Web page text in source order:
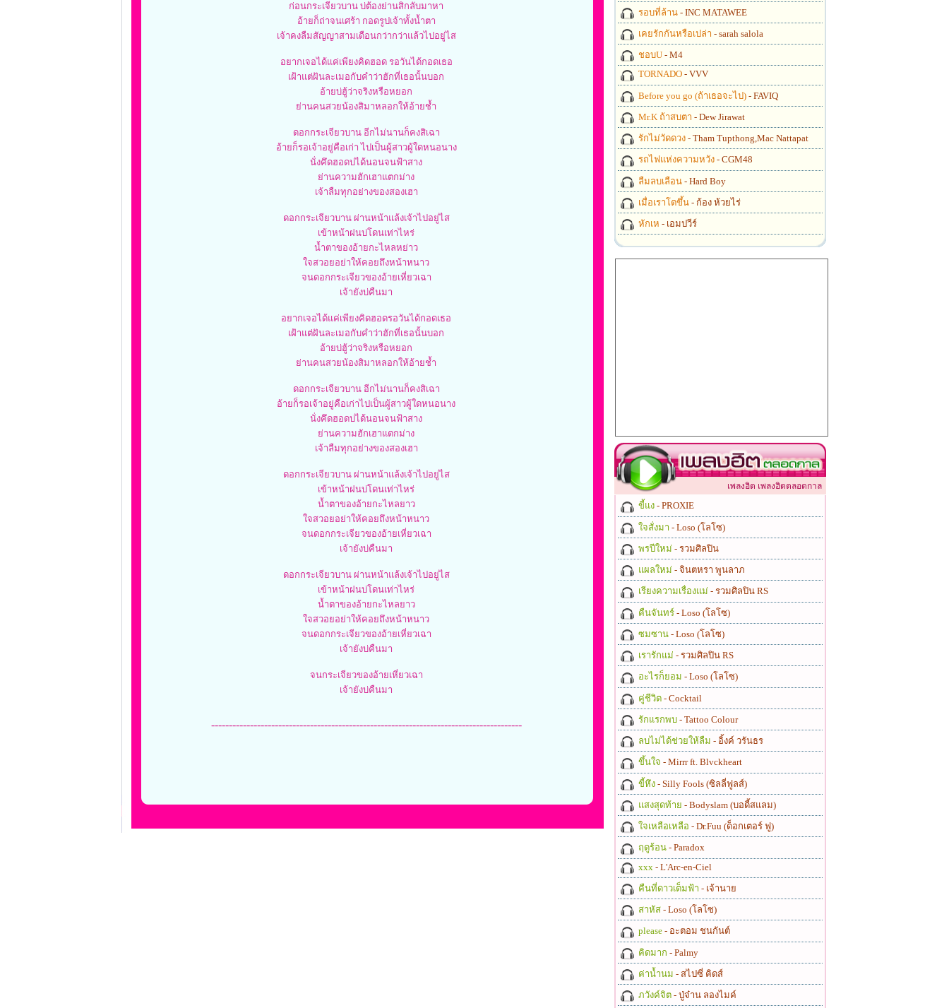
ก่อนกระเจียวบาน บ่ต้องย่านสิกลับมาหา
อ้ายก็ถ่าจนเศร้า กอดรูปเจ้าทั้งน้ำตา
เจ้าคงลืมสัญญาสามเดือนกว่ากว่าแล้วไปอยู่ไส
อยากเจอได้แค่เพียงคิดฮอด รอวันได้กอดเธอ
เฝ้าแต่ฝันละเมอกับคำว่าฮักที่เธอนั้นบอก
อ้ายบ่ฮู้ว่าจริงหรือหยอก
ย่านคนสวยน้องสิมาหลอกให้อ้ายช้ำ
ดอกกระเจียวบาน อีกไม่นานก็คงสิเฉา
อ้ายก็รอเจ้าอยู่คือเก่า ไปเป็นผู้สาวผู้ใดหนอนาง
นั่งคึดฮอดบ่ได้นอนจนฟ้าสาง
ย่านความฮักเฮาแตกม่าง
เจ้าลืมทุกอย่างของสองเฮา
ดอกกระเจียวบาน ผ่านหน้าแล้งเจ้าไปอยู่ไส
เข้าหน้าฝนบ่โดนเท่าไหร่
น้ำตาของอ้ายกะไหลหย่าว
ใจสวอยอย่าให้คอยถึงหน้าหนาว
จนดอกกระเจียวของอ้ายเหี่ยวเฉา
เจ้ายังบ่คืนมา
อยากเจอได้แค่เพียงคิดฮอดรอวันได้กอดเธอ
เฝ้าแต่ฝันละเมอกับคำว่าฮักที่เธอนั้นบอก
อ้ายบ่ฮู้ว่าจริงหรือหยอก
ย่านคนสวยน้องสิมาหลอกให้อ้ายช้ำ
ดอกกระเจียวบาน อีกไม่นานก็คงสิเฉา
อ้ายก็รอเจ้าอยู่คือเก่าไปเป็นผู้สาวผู้ใดหนอนาง
นั่งคึดฮอดบ่ได้นอนจนฟ้าสาง
ย่านความฮักเฮาแตกม่าง
เจ้าลืมทุกอย่างของสองเฮา
ดอกกระเจียวบาน ผ่านหน้าแล้งเจ้าไปอยู่ไส
เข้าหน้าฝนบ่โดนเท่าไหร่
น้ำตาของอ้ายกะไหลยาว
ใจสวอยอย่าให้คอยถึงหน้าหนาว
จนดอกกระเจียวของอ้ายเหี่ยวเฉา
เจ้ายังบ่คืนมา
ดอกกระเจียวบาน ผ่านหน้าแล้งเจ้าไปอยู่ไส
เข้าหน้าฝนบ่โดนเท่าไหร่
น้ำตาของอ้ายกะไหลยาว
ใจสวอยอย่าให้คอยถึงหน้าหนาว
จนดอกกระเจียวของอ้ายเหี่ยวเฉา
เจ้ายังบ่คืนมา
จนกระเจียวของอ้ายเหี่ยวเฉา
เจ้ายังบ่คืนมา
----------------------------------------------------------------------------------------
รอบที่ล้าน - INC MATAWEE
เคยรักกันหรือเปล่า - sarah salola
ชอบU - M4
TORNADO - VVV
Before you go (ถ้าเธอจะไป) - FAVIQ
Mr.K ถ้าสบตา - Dew Jirawat
รักไม่วัดดวง - Tham Tupthong,Mac Nattapat
รถไฟแห่งความหวัง - CGM48
ลืมลบเลือน - Hard Boy
เมื่อเราโตขึ้น - ก้อง ห้วยไร่
หักเห - เอมปวีร์
เพลงฮิต เพลงฮิตตลอดกาล
ขี้แง - PROXIE
ใจสั่งมา - Loso (โลโซ)
พรปีใหม่ - รวมศิลปิน
แผลใหม่ - จินตหรา พูนลาภ
เรียงความเรื่องแม่ - รวมศิลปิน RS
คืนจันทร์ - Loso (โลโซ)
ซมซาน - Loso (โลโซ)
เรารักแม่ - รวมศิลปิน RS
อะไรก็ยอม - Loso (โลโซ)
คู่ชีวิต - Cocktail
รักแรกพบ - Tattoo Colour
ลบไม่ได้ช่วยให้ลืม - อิ้งค์ วรันธร
ขึ้นใจ - Mirrr ft. Blvckheart
ขี้หึง - Silly Fools (ซิลลี่ฟูลส์)
แสงสุดท้าย - Bodyslam (บอดี้สแลม)
ใจเหลือเหลือ - Dr.Fuu (ด็อกเตอร์ ฟู)
ฤดูร้อน - Paradox
xxx - L'Arc-en-Ciel
คืนที่ดาวเต็มฟ้า - เจ้านาย
สาหัส - Loso (โลโซ)
please - อะตอม ชนกันต์
คิดมาก - Palmy
ค่าน้ำนม - สไปซี่ คิดส์
ภวังค์จิต - ปู่จ๋าน ลองไมค์